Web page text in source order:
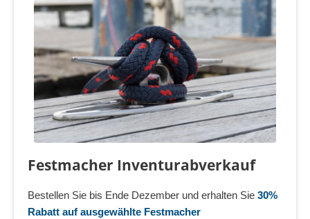
Festmacher Inventurabverkauf
Bestellen Sie bis Ende Dezember und erhalten Sie 30%
Rabatt auf ausgewählte Festmacher